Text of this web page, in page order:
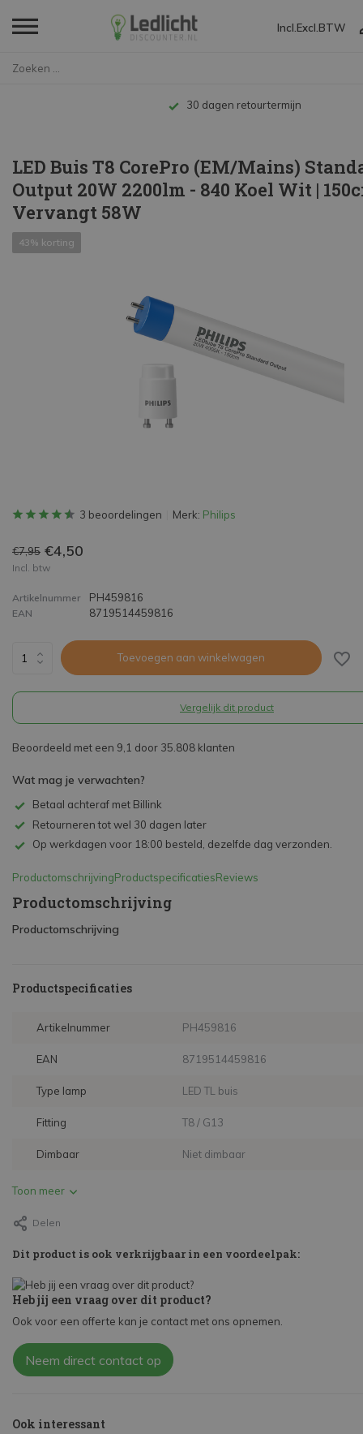
Incl. Excl. BTW
Tot 10 jaar garantie
LED Buis T8 CorePro (EM/Mains)
Output 20W 2200lm - 840 Koel Wit |
Vervangt 58W
43% korting
3 beoordelingen Merk: Philips
€7,95 €4,50
Incl. btw
Artikelnummer PH459816
EAN 8719514459816
Toevoegen aan winkelwagen
Vergelijk dit product
Beoordeeld met een 9,1 door 35.808 klanten
Wat mag je verwachten?
Betaal achteraf met Billink
Retourneren tot wel 30 dagen later
Op werkdagen voor 18:00 besteld, dezelfde dag verzonden.
ProductomschrijvingProductspecificatiesReviews
Productomschrijving
Productomschrijving
Productspecificaties
Artikelnummer PH459816
EAN 8719514459816
Type lamp LED TL buis
Fitting T8 / G13
Dimbaar Niet dimbaar
Toon meer
Delen
Dit product is ook verkrijgbaar in een voordeelpak:
Heb jij een vraag over dit product?
Ook voor een offerte kan je contact met ons opnemen.
Neem direct contact op
Ook interessant